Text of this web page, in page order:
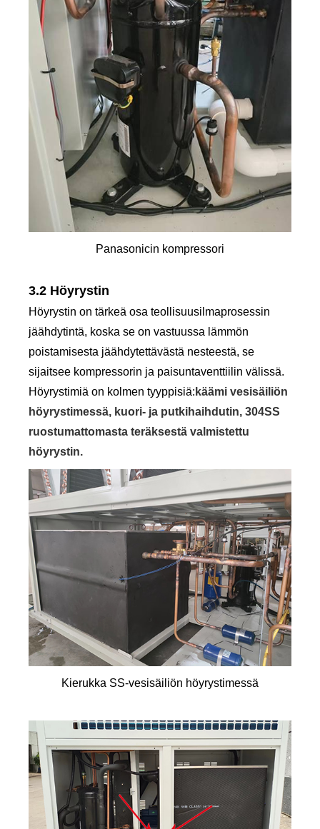
Panasonicin kompressori
3.2 Höyrystin
Höyrystin on tärkeä osa teollisuusilmaprosessin
jäähdytintä, koska se on vastuussa lämmön
poistamisesta jäähdytettävästä nesteestä, se
sijaitsee kompressorin ja paisuntaventtiilin välissä.
Höyrystimiä on kolmen tyyppisiä: käämi vesisäiliön
höyrystimessä, kuori- ja putkihaihdutin, 304SS
ruostumattomasta teräksestä valmistettu
höyrystin.
Kierukka SS-vesisäiliön höyrystimessä